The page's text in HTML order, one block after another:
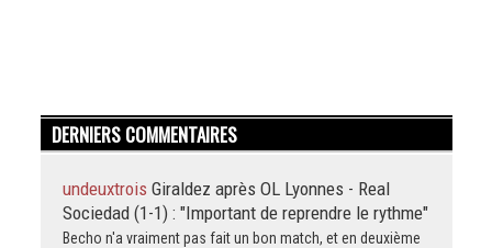
DERNIERS COMMENTAIRES
undeuxtrois Giraldez après OL Lyonnes - Real
Sociedad (1-1) : "Important de reprendre le rythme"
Becho n'a vraiment pas fait un bon match, et en deuxième